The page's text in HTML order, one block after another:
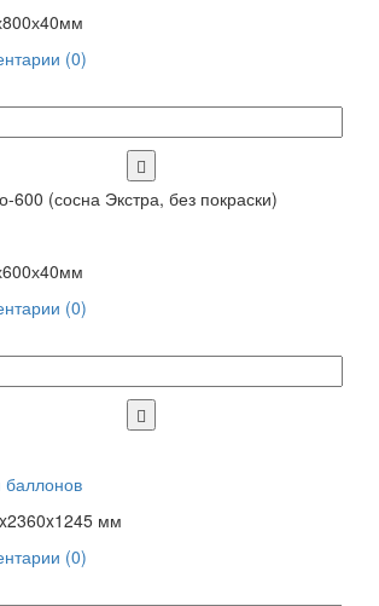
(0)
600 (сосна Экстра, без покраски)
(0)
мм
(0)